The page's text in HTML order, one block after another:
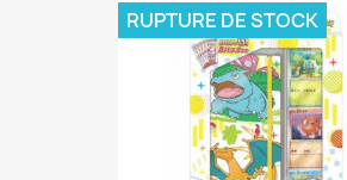
RUPTURE DE STOCK